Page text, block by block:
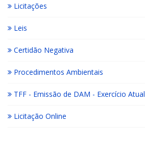
Licitações
Leis
Certidão Negativa
Procedimentos Ambientais
TFF - Emissão de DAM - Exercício Atual
Licitação Online